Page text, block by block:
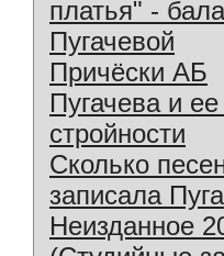
платья" -
Пугачевой
Причёски АБ
Пугачева и
стройности
Сколько
записала
Неизданное